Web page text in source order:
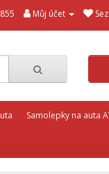
Můj účet
Samolepky na auta